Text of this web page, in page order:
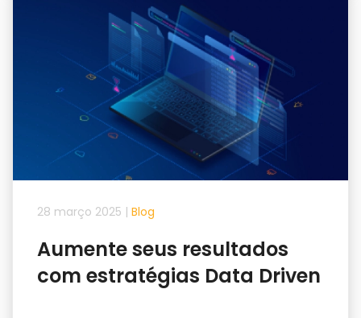
28 março 2025 | Blog
Aumente seus resultados
com estratégias Data Driven